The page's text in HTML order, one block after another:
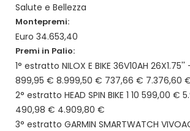
Salute e Bellezza
Montepremi:
Euro 34.653,40
Premi in Palio:
1° estratto NILOX E BIKE 36V10AH 26X1.75''
899,95 € 8.999,50 € 737,66 € 7.376,60
2° estratto HEAD SPIN BIKE 1 10 599,00 €
490,98 € 4.909,80 €
3° estratto GARMIN SMARTWATCH